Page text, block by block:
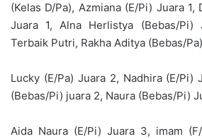
(Kelas D/Pa), Azmiana (E/Pi) Juara 1,
Juara 1, Alna Herlistya (Bebas/Pi)
Terbaik Putri, Rakha Aditya (Bebas/
Lucky (E/Pa) Juara 2, Nadhira (E/Pi)
(Bebas/Pi) juara 2, Naura (Bebas/Pi)
Aida Naura (E/Pi) Juara 3, imam